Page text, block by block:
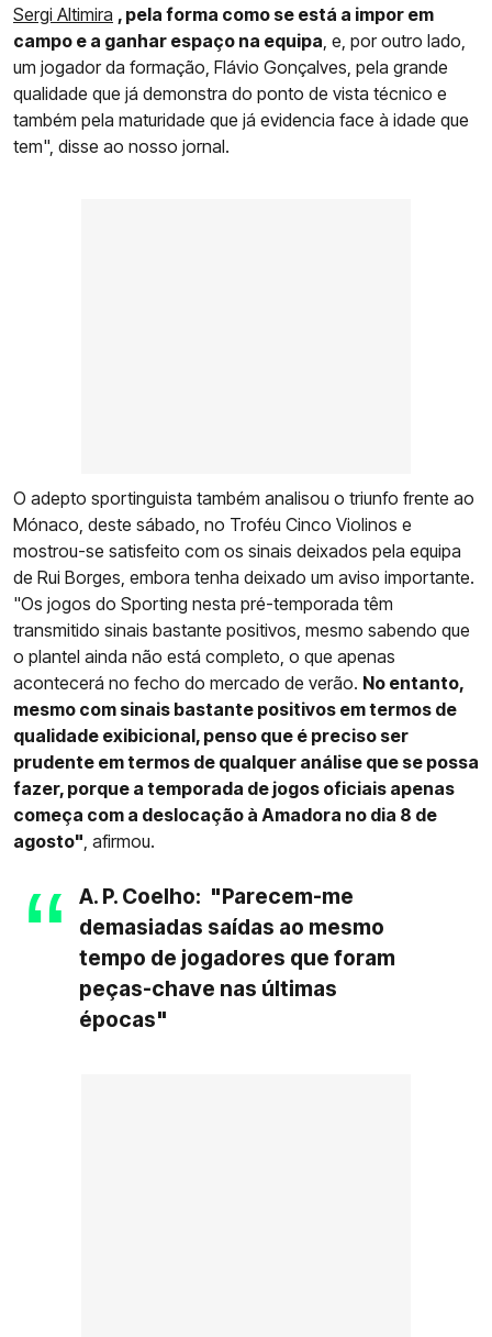
Sergi Altimira , pela forma como se está a impor em
campo e a ganhar espaço na equipa , e, por outro lado,
um jogador da formação, Flávio Gonçalves, pela grande
qualidade que já demonstra do ponto de vista técnico e
também pela maturidade que já evidencia face à idade que
tem", disse ao nosso jornal.
O adepto sportinguista também analisou o triunfo frente ao
Mónaco, deste sábado, no Troféu Cinco Violinos e
mostrou-se satisfeito com os sinais deixados pela equipa
de Rui Borges, embora tenha deixado um aviso importante.
"Os jogos do Sporting nesta pré-temporada têm
transmitido sinais bastante positivos, mesmo sabendo que
o plantel ainda não está completo, o que apenas
acontecerá no fecho do mercado de verão. No entanto,
mesmo com sinais bastante positivos em termos de
qualidade exibicional, penso que é preciso ser
prudente em termos de qualquer análise que se possa
fazer, porque a temporada de jogos oficiais apenas
começa com a deslocação à Amadora no dia 8 de
agosto" , afirmou.
A. P. Coelho: "Parecem-me
demasiadas saídas ao mesmo
tempo de jogadores que foram
peças-chave nas últimas
épocas"